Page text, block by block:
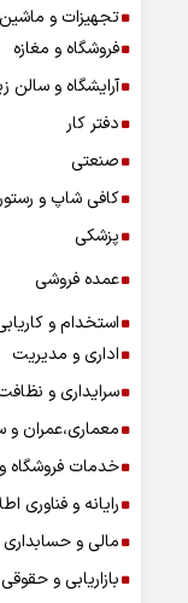
تجهیزات و
فروشگاه و مغازه
آرایشگاه و سالن
دفتر کار
صنعتی
کافی شاپ و
پزشکی
عمده فروشی
استخدام و
اداری و مدیریت
سرایداری و
معماری،عمران و
خدمات فروشگاه
رایانه و فناوری
مالی و
بازاریابی و حقوقی